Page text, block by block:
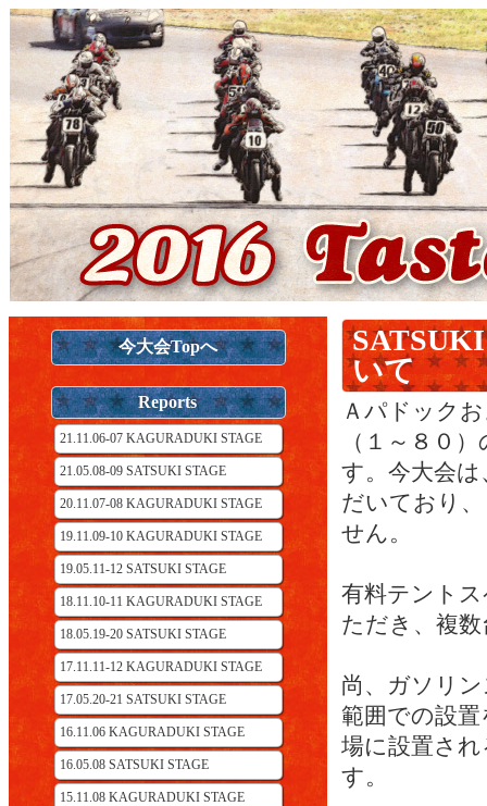
今大会Topへ
Reports
21.11.06-07 KAGURADUKI STAGE
21.05.08-09 SATSUKI STAGE
20.11.07-08 KAGURADUKI STAGE
19.11.09-10 KAGURADUKI STAGE
19.05.11-12 SATSUKI STAGE
18.11.10-11 KAGURADUKI STAGE
18.05.19-20 SATSUKI STAGE
17.11.11-12 KAGURADUKI STAGE
17.05.20-21 SATSUKI STAGE
16.11.06 KAGURADUKI STAGE
16.05.08 SATSUKI STAGE
15.11.08 KAGURADUKI STAGE
いて
Ａパドック
（１～８０
す。今大会
だいており
せん。
有料テント
ただき、複
尚、ガソリ
範囲での設
場に設置さ
す。